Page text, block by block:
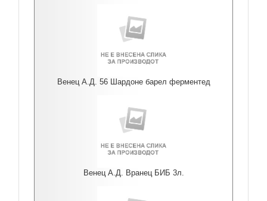
Венец А.Д. 56 Шардоне барел ферментед
Венец А.Д. Вранец БИБ 3л.